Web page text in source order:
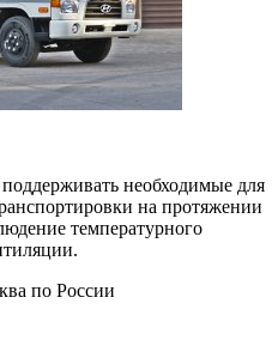
необходимые для
на протяжении
температурного
по России